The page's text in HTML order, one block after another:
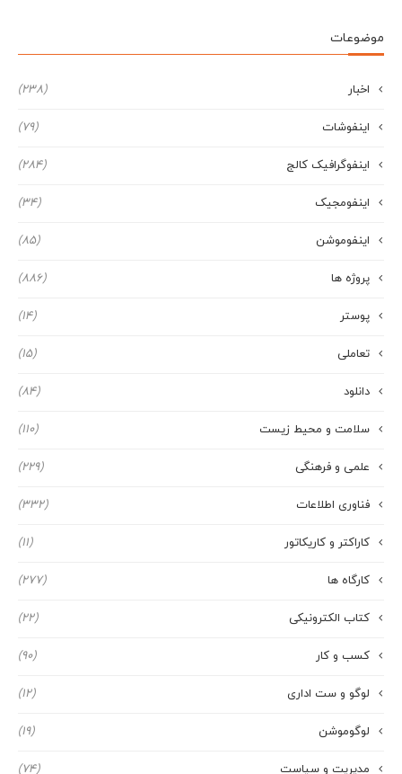
موضوعات
اخبار (238)
اینفوشات (79)
اینفوگرافیک کالج (284)
اینفومجیک (34)
اینفوموشن (85)
پروژه ها (886)
پوستر (14)
تعاملی (15)
دانلود (84)
سلامت و محیط زیست (110)
علمی و فرهنگی (229)
فناوری اطلاعات (332)
کاراکتر و کاریکاتور (11)
کارگاه ها (277)
کتاب الکترونیکی (22)
کسب و کار (90)
لوگو و ست اداری (12)
لوگوموشن (19)
مدیریت و سیاست (74)